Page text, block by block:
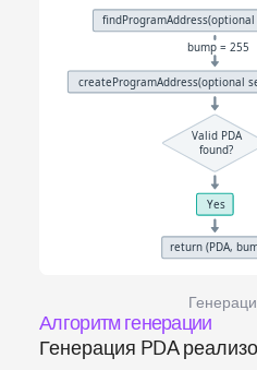
Алгоритм генерации
Генерация PDA